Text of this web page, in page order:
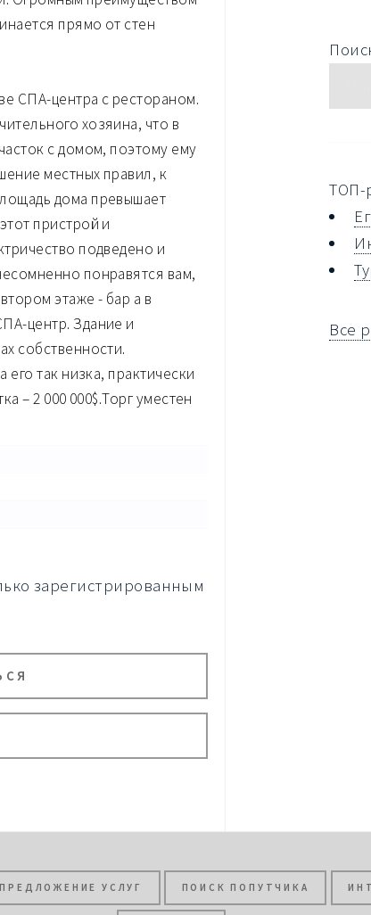
прямо от стен
СПА-центра с рестораном.
хозяина, что в
с домом, поэтому ему
местных правил, к
дома превышает
пристрой и
подведено и
понравятся вам,
этаже - бар а в
центр. Здание и
собственности.
так низка, практически
– 2 000 000$.Торг уместен
зарегистрированным
ТОП-
Все
ПРЕДЛОЖЕНИЕ УСЛУГ ПОИСК ПОПУТЧИКА